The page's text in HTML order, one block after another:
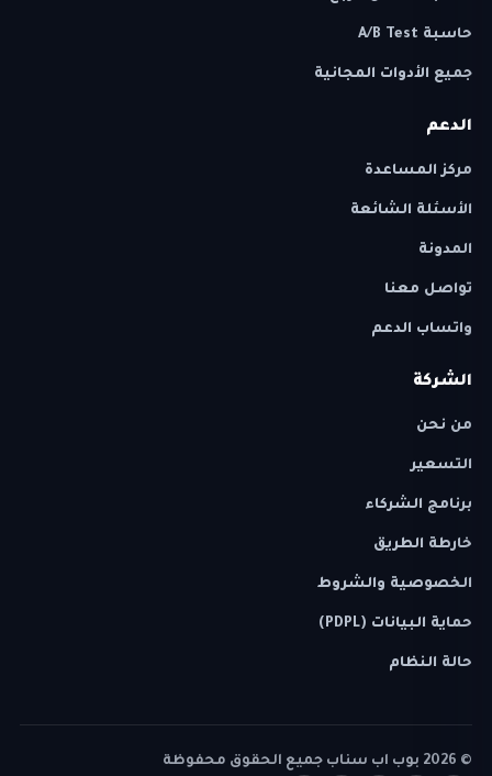
حاسبة A/B Test
جميع الأدوات المجانية
الدعم
مركز المساعدة
الأسئلة الشائعة
المدونة
تواصل معنا
واتساب الدعم
الشركة
من نحن
التسعير
برنامج الشركاء
خارطة الطريق
الخصوصية والشروط
حماية البيانات (PDPL)
حالة النظام
©
2026 بوب اب سناب جميع الحقوق محفوظة